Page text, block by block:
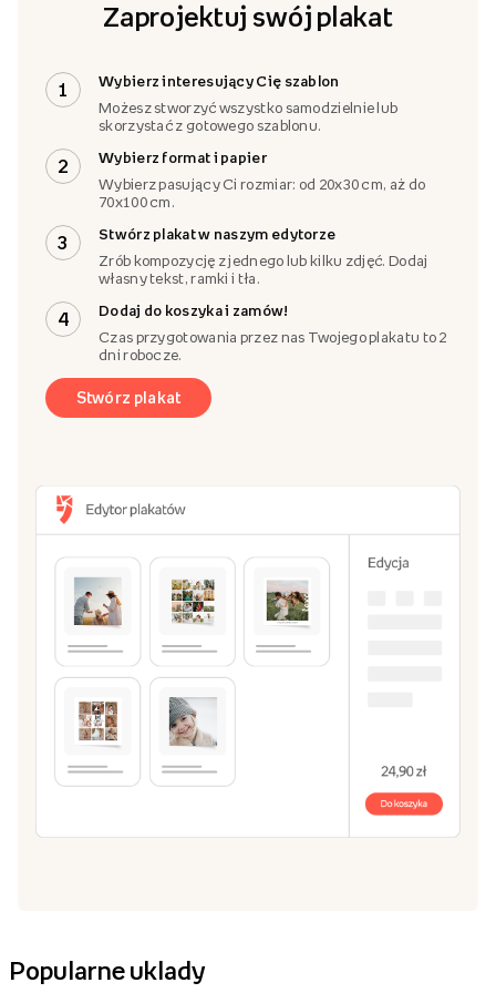
Zaprojektuj swój plakat
1
Wybierz interesujący Cię szablon
Możesz stworzyć wszystko samodzielnie lub
skorzystać z gotowego szablonu.
2
Wybierz format i papier
Wybierz pasujący Ci rozmiar: od 20x30 cm, aż do
70x100 cm.
3
Stwórz plakat w naszym edytorze
Zrób kompozycję z jednego lub kilku zdjęć. Dodaj
własny tekst, ramki i tła.
4
Dodaj do koszyka i zamów!
Czas przygotowania przez nas Twojego plakatu to 2
dni robocze.
Stwórz plakat
Popularne uklady